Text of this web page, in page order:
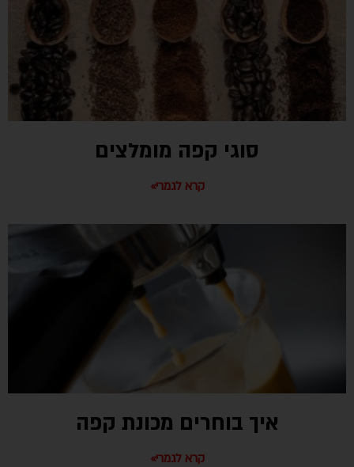
סוגי קפה מומלצים
קרא לגמרי»
איך בוחרים מכונת קפה
קרא לגמרי»